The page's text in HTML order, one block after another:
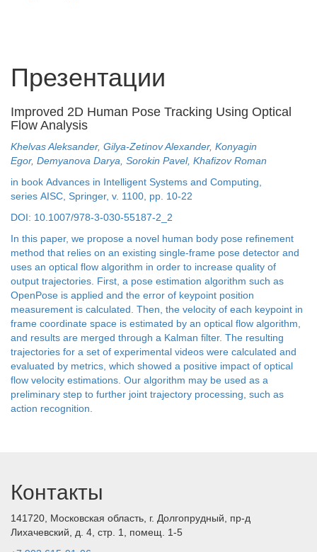
Презентации
Improved 2D Human Pose Tracking Using Optical
Flow Analysis
Khelvas Aleksander, Gilya-Zetinov Alexander, Konyagin
Egor, Demyanova Darya, Sorokin Pavel, Khafizov Roman
in book Advances in Intelligent Systems and Computing,
series AISC, Springer, v. 1100, pp. 10-22
DOI: 10.1007/978-3-030-55187-2_2
In this paper, we propose a novel human body pose refinement
method that relies on an existing single-frame pose detector and
uses an optical flow algorithm in order to increase quality of
output trajectories. First, a pose estimation algorithm such as
OpenPose is applied and the error of keypoint position
measurement is calculated. Then, the velocity of each keypoint in
frame coordinate space is estimated by an optical flow algorithm,
and results are merged through a Kalman filter. The resulting
trajectories for a set of experimental videos were calculated and
evaluated by metrics, which showed a positive impact of optical
flow velocity estimations. Our algorithm may be used as a
preliminary step to further joint trajectory processing, such as
action recognition.
Контакты
141720, Московская область, г. Долгопрудный, пр-д
Лихачевский, д. 4, стр. 1, помещ. 1-5